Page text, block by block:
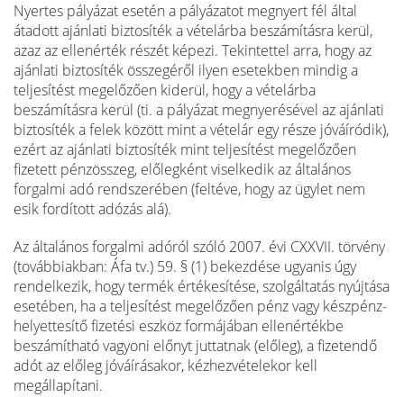
Nyertes pályázat esetén a pályázatot megnyert fél által
átadott ajánlati biztosíték a vételárba beszámításra kerül,
azaz az ellenérték részét képezi. Tekintettel arra, hogy az
ajánlati biztosíték összegéről ilyen esetekben mindig a
teljesítést megelőzően kiderül, hogy a vételárba
beszámításra kerül (ti. a pályázat megnyerésével az ajánlati
biztosíték a felek között mint a vételár egy része jóváíródik),
ezért az ajánlati biztosíték mint teljesítést megelőzően
fizetett pénzösszeg, előlegként viselkedik az általános
forgalmi adó rendszerében (feltéve, hogy az ügylet nem
esik fordított adózás alá).
Az általános forgalmi adóról szóló 2007. évi CXXVII. törvény
(továbbiakban: Áfa tv.) 59. § (1) bekezdése ugyanis úgy
rendelkezik, hogy termék értékesítése, szolgáltatás nyújtása
esetében, ha a teljesítést megelőzően pénz vagy készpénz-
helyettesítő fizetési eszköz formájában ellenértékbe
beszámítható vagyoni előnyt juttatnak (előleg), a fizetendő
adót az előleg jóváírásakor, kézhezvételekor kell
megállapítani.